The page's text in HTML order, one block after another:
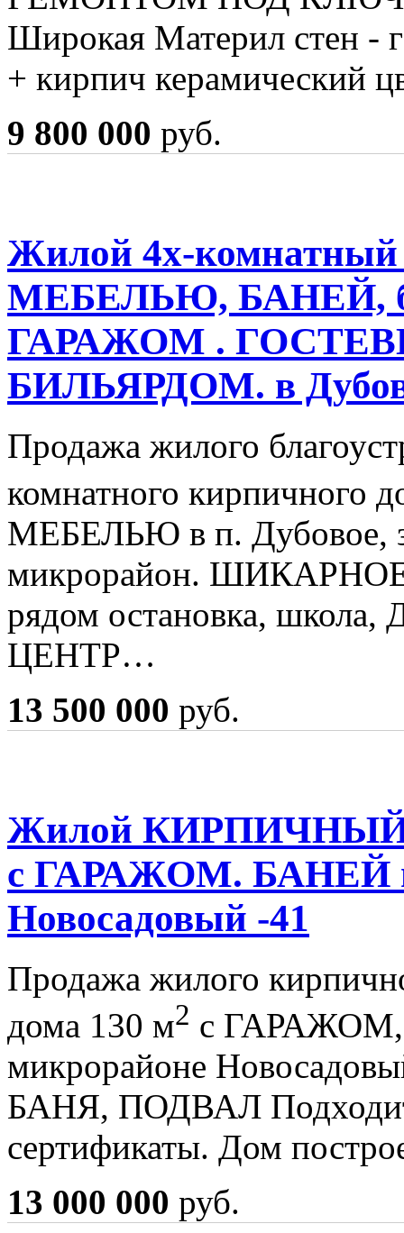
Широкая Материл стен -
+ кирпич
9 800 000 руб.
Жилой 4х-
МЕБЕЛЬЮ, БАНЕЙ,
ГАРАЖОМ .
БИЛЬЯРДОМ. в
Продажа жилого
комнатного кирпичного
МЕБЕЛЬЮ в п. Дубовое,
микрорайон. ШИКАРНОЕ
рядом остановка, школа,
ЦЕНТР…
13 500 000 руб.
Жилой КИРПИЧНЫЙ
с ГАРАЖОМ.
Новосадовый -41
Продажа жилого
дома 130 м2 с ГАРАЖОМ,
микрорайоне
БАНЯ, ПОДВАЛ Подходит
сертификаты. Дом
13 000 000 руб.